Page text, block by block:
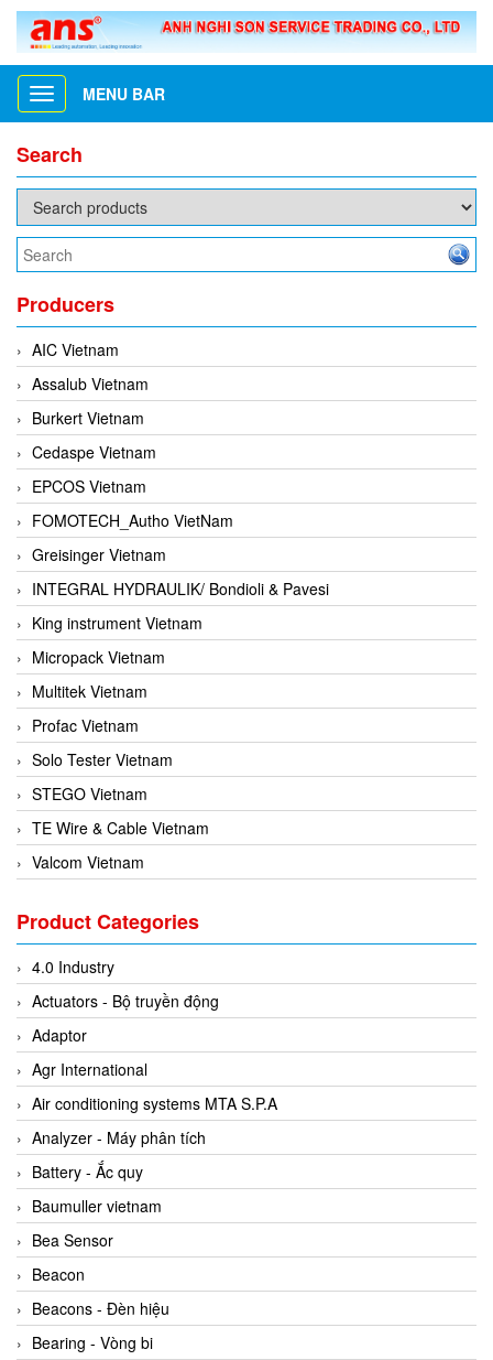
Toggle
navigation
MENU BAR
Search
Producers
AIC Vietnam
Assalub Vietnam
Burkert Vietnam
Cedaspe Vietnam
EPCOS Vietnam
FOMOTECH_Autho VietNam
Greisinger Vietnam
INTEGRAL HYDRAULIK/ Bondioli & Pavesi
King instrument Vietnam
Micropack Vietnam
Multitek Vietnam
Profac Vietnam
Solo Tester Vietnam
STEGO Vietnam
TE Wire & Cable Vietnam
Valcom Vietnam
3CTEST Vietnam
4B VietNam Vietnam
ABB Vietnam
AC Infinity Vietnam
AC&E Telecommunications
AC&T Vietnam
Accepta Vietnam
ACCUMAC Vietnam
AccuWeb Vietnam
Acey
ACOEM Vietnam
ADCA Vietnam
ADFweb Vietnam
Product Categories
4.0 Industry
Actuators - Bộ truyền động
Adaptor
Agr International
Air conditioning systems MTA S.P.A
Analyzer - Máy phân tích
Battery - Ắc quy
Baumuller vietnam
Bea Sensor
Beacon
Beacons - Đèn hiệu
Bearing - Vòng bi